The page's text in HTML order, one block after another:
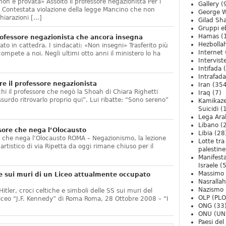
è provata» Assolto il professore negazionista Per i
violazione della legge Mancino che non
[…]
negazionista che ancora insegna
in cattedra. I sindacati: «Non insegni» Trasferito più
a noi. Negli ultimi otto anni il ministero lo ha
il professore negazionista
il professore che negò la Shoah di Chiara Righetti
ritrovarlo proprio qui”. Lui ribatte: “Sono sereno”
che nega l’Olocausto
nega l’Olocausto ROMA – Negazionismo, la lezione
di via Ripetta da oggi rimane chiuso per il
sui muri di un Liceo attualmente occupato
croci celtiche e simboli delle SS sui muri del
“J.F. Kennedy” di Roma Roma, 28 Ottobre 2008 – “I
Gallery
George
Gilad
Gruppi
Hamas
Internet
Intifada
Intrafada
Iran
Iraq (7)
Suicidi
Lega
Libano
Libia
Lotte tra
Israele
Nasrallah
Nazismo
OLP
ONG
ONU
Paesi